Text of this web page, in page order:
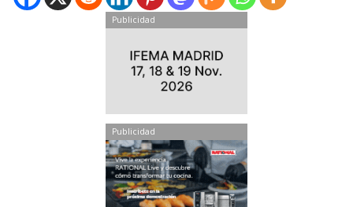
Publicidad
Publicidad